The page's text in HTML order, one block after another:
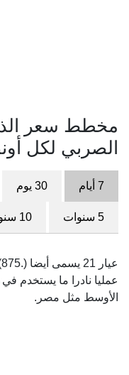
مخطط سعر
الصربي لكل أونصة
7 أيام 30 يوم
5 سنوات 10 سنوات
عمليا نادرا ما يستخدم
الأوسط مثل مصر.